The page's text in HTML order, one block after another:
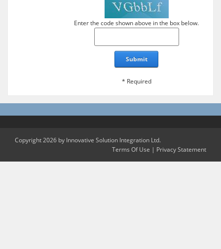
Enter the code shown above in the box below.
Submit
* Required
Copyright 2026 by Innovative Solution Integration Ltd.
Terms Of Use | Privacy Statement